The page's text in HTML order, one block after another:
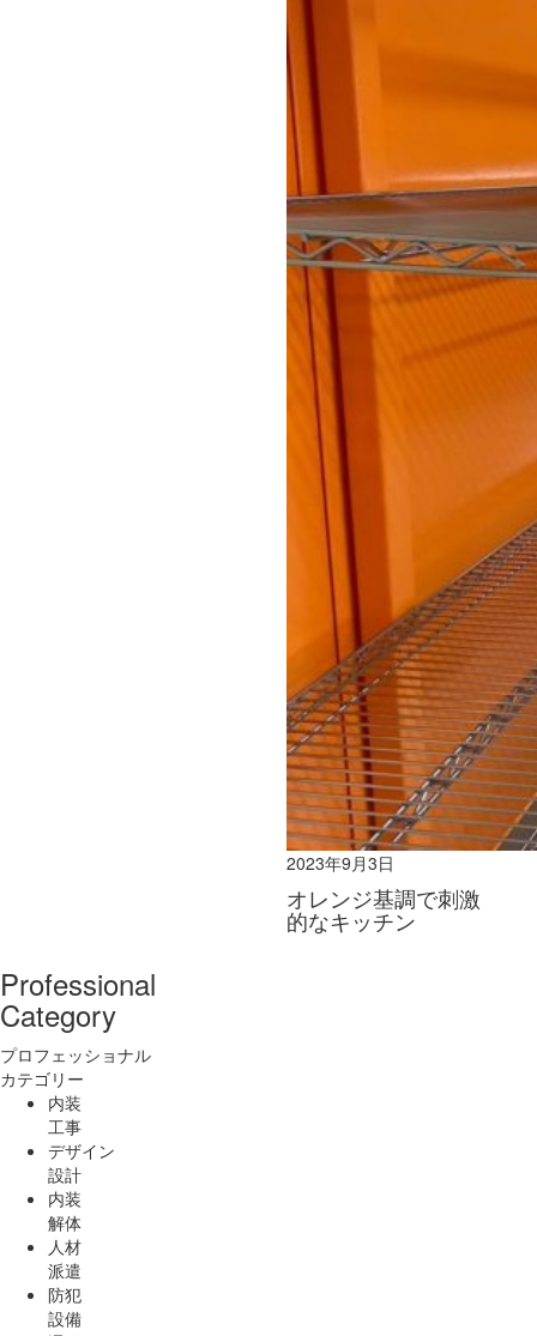
2023年9月3日
オレンジ基調で刺激
的なキッチン
Professional
Category
プロフェッショナル
カテゴリー
内装
工事
デザイン
設計
内装
解体
人材
派遣
防犯
設備